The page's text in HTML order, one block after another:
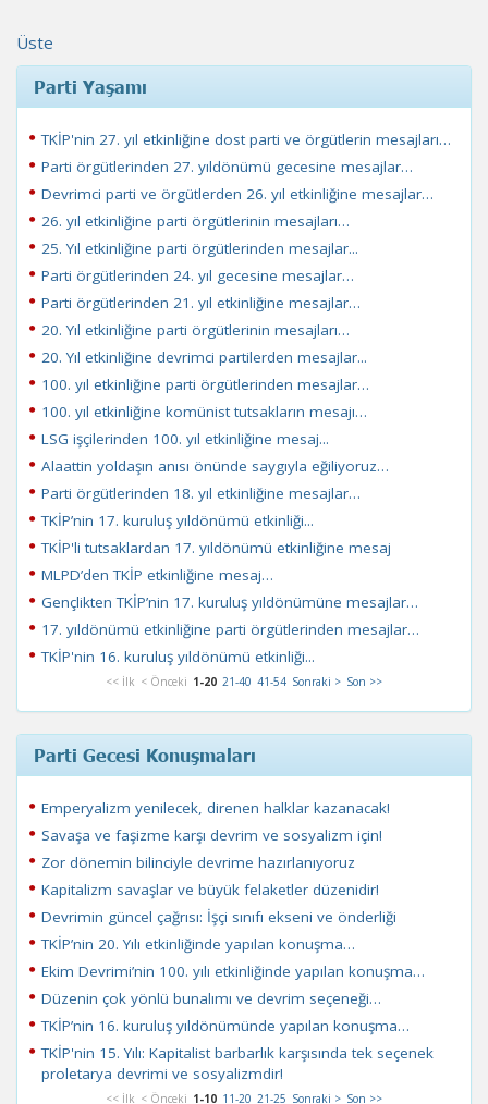
Üste
Parti Yaşamı
TKİP'nin 27. yıl etkinliğine dost parti ve örgütlerin mesajları…
Parti örgütlerinden 27. yıldönümü gecesine mesajlar…
Devrimci parti ve örgütlerden 26. yıl etkinliğine mesajlar…
26. yıl etkinliğine parti örgütlerinin mesajları…
25. Yıl etkinliğine parti örgütlerinden mesajlar...
Parti örgütlerinden 24. yıl gecesine mesajlar…
Parti örgütlerinden 21. yıl etkinliğine mesajlar…
20. Yıl etkinliğine parti örgütlerinin mesajları…
20. Yıl etkinliğine devrimci partilerden mesajlar...
100. yıl etkinliğine parti örgütlerinden mesajlar…
100. yıl etkinliğine komünist tutsakların mesajı…
LSG işçilerinden 100. yıl etkinliğine mesaj...
Alaattin yoldaşın anısı önünde saygıyla eğiliyoruz…
Parti örgütlerinden 18. yıl etkinliğine mesajlar…
TKİP’nin 17. kuruluş yıldönümü etkinliği...
TKİP'li tutsaklardan 17. yıldönümü etkinliğine mesaj
MLPD’den TKİP etkinliğine mesaj…
Gençlikten TKİP’nin 17. kuruluş yıldönümüne mesajlar…
17. yıldönümü etkinliğine parti örgütlerinden mesajlar…
TKİP'nin 16. kuruluş yıldönümü etkinliği...
<< İlk < Önceki 1-20 21-40 41-54 Sonraki > Son >>
Parti Gecesi Konuşmaları
Emperyalizm yenilecek, direnen halklar kazanacak!
Savaşa ve faşizme karşı devrim ve sosyalizm için!
Zor dönemin bilinciyle devrime hazırlanıyoruz
Kapitalizm savaşlar ve büyük felaketler düzenidir!
Devrimin güncel çağrısı: İşçi sınıfı ekseni ve önderliği
TKİP’nin 20. Yılı etkinliğinde yapılan konuşma…
Ekim Devrimi’nin 100. yılı etkinliğinde yapılan konuşma…
Düzenin çok yönlü bunalımı ve devrim seçeneği…
TKİP’nin 16. kuruluş yıldönümünde yapılan konuşma…
TKİP'nin 15. Yılı: Kapitalist barbarlık karşısında tek seçenek
proletarya devrimi ve sosyalizmdir!
<< İlk < Önceki 1-10 11-20 21-25 Sonraki > Son >>